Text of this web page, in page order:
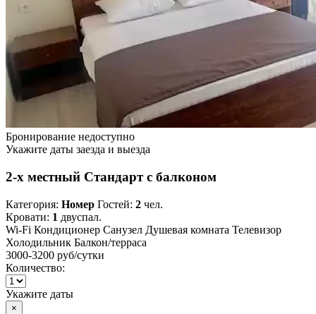
Бронирование недоступно
Укажите даты заезда и выезда
2-х местный Стандарт с балконом
Категория: Номер Гостей: 2 чел.
Кровати: 1 двуспал.
Wi-Fi Кондиционер Санузел Душевая комната Телевизор
Холодильник Балкон/терраса
3000-3200 руб/сутки
Количество:
Укажите даты
×